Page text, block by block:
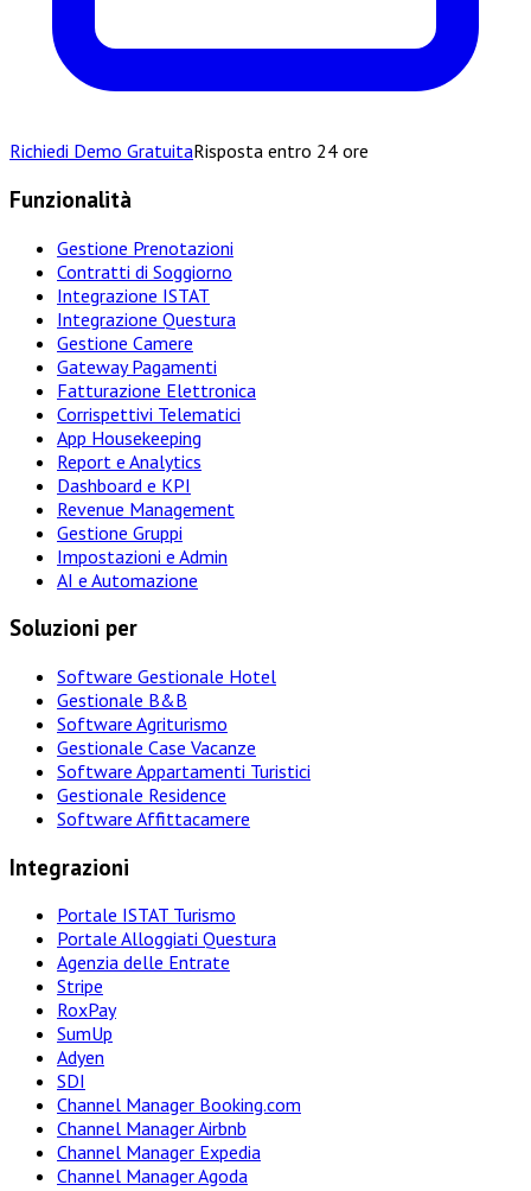
Richiedi Demo GratuitaRisposta entro 24 ore
Funzionalità
Gestione Prenotazioni
Contratti di Soggiorno
Integrazione ISTAT
Integrazione Questura
Gestione Camere
Gateway Pagamenti
Fatturazione Elettronica
Corrispettivi Telematici
App Housekeeping
Report e Analytics
Dashboard e KPI
Revenue Management
Gestione Gruppi
Impostazioni e Admin
AI e Automazione
Soluzioni per
Software Gestionale Hotel
Gestionale B&B
Software Agriturismo
Gestionale Case Vacanze
Software Appartamenti Turistici
Gestionale Residence
Software Affittacamere
Integrazioni
Portale ISTAT Turismo
Portale Alloggiati Questura
Agenzia delle Entrate
Stripe
RoxPay
SumUp
Adyen
SDI
Channel Manager Booking.com
Channel Manager Airbnb
Channel Manager Expedia
Channel Manager Agoda